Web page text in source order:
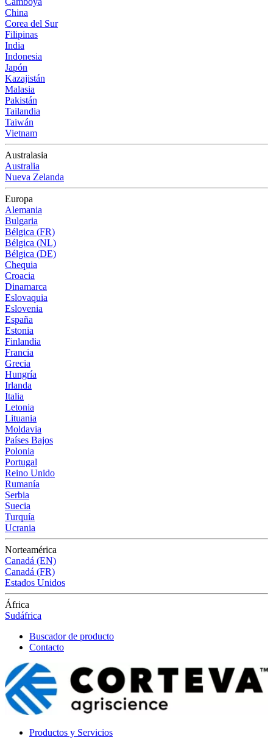
China
Corea del Sur
Filipinas
India
Indonesia
Japón
Kazajistán
Malasia
Pakistán
Tailandia
Taiwán
Vietnam
Australasia
Australia
Nueva Zelanda
Europa
Alemania
Bulgaria
Bélgica (FR)
Bélgica (NL)
Bélgica (DE)
Chequia
Croacia
Dinamarca
Eslovaquia
Eslovenia
España
Estonia
Finlandia
Francia
Grecia
Hungría
Irlanda
Italia
Letonia
Lituania
Moldavia
Países Bajos
Polonia
Portugal
Reino Unido
Rumanía
Serbia
Suecia
Turquía
Ucrania
Norteamérica
Canadá (EN)
Canadá (FR)
Estados Unidos
África
Sudáfrica
Buscador de producto
Contacto
Productos y Servicios